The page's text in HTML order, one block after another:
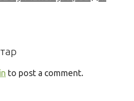
to post a comment.